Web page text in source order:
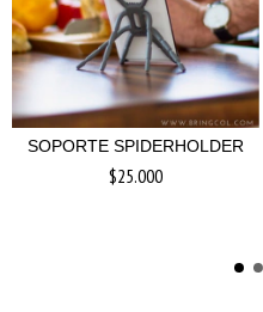
SOPORTE SPIDERHOLDER
$25.000